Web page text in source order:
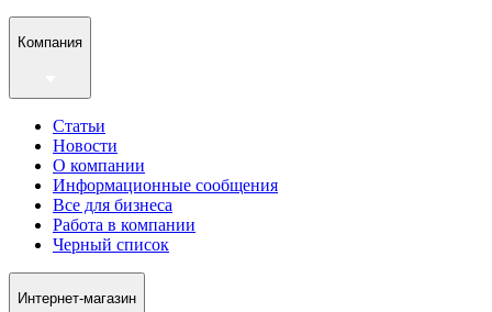
Компания
Статьи
Новости
О компании
Информационные сообщения
Все для бизнеса
Работа в компании
Черный список
Интернет-магазин